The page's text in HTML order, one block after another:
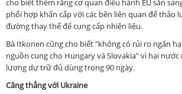
cho biết thêm rằng cơ quan điều hành EU sẵn
phối hợp khẩn cấp với các bên liên quan để thảo
đường thay thế để cung cấp nhiên liệu.
Bà Itkonen cũng cho biết "không có rủi ro ngắn
nguồn cung cho Hungary và Slovakia" vì hai
lượng dự trữ đủ dùng trong 90 ngày.
Căng thẳng với Ukraine